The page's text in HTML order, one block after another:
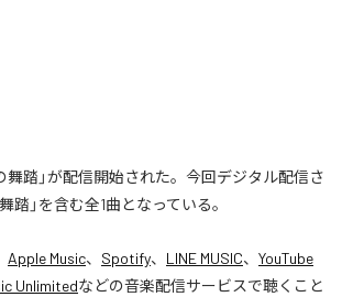
の舞踏」が配信開始された。今回デジタル配信さ
踏」を含む全1曲となっている。
Apple Music、 Spotify、 LINE MUSIC、 YouTube
Unlimitedなどの音楽配信サービスで聴くこと